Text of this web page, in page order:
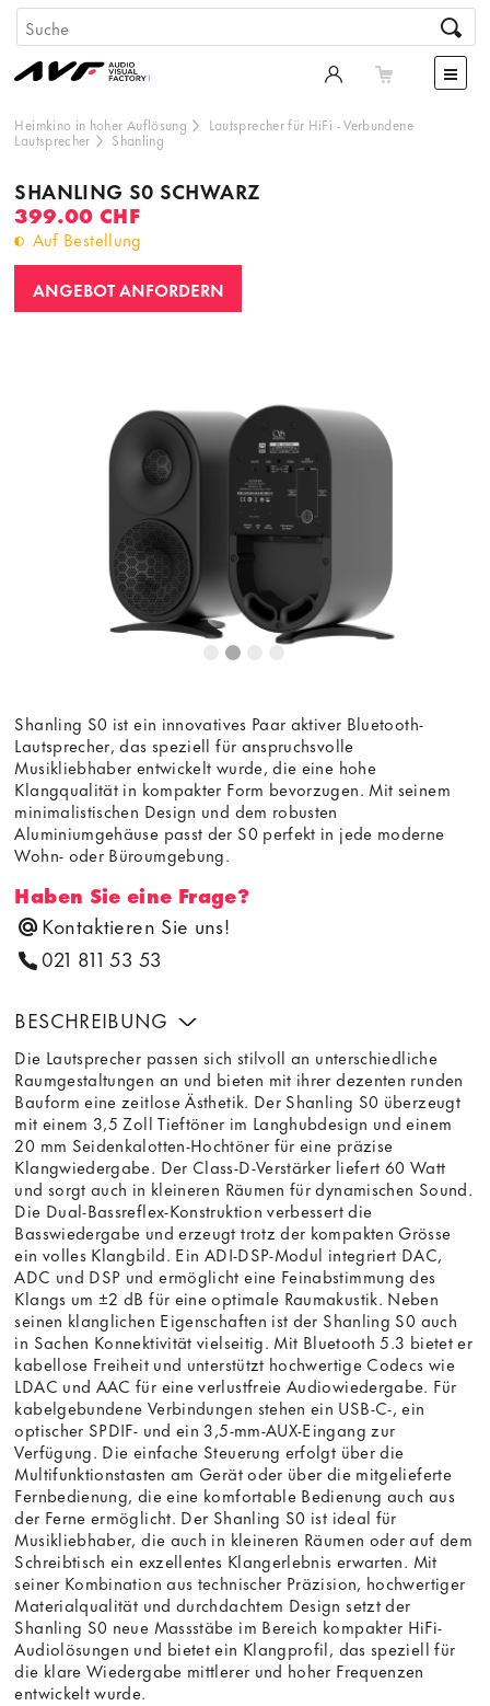
Heimkino in hoher Auflösung Lautsprecher für HiFi -Verbundene
Lautsprecher Shanling
SHANLING S0 SCHWARZ
399.00 CHF
Auf Bestellung
ANGEBOT ANFORDERN
Shanling S0 ist ein innovatives Paar aktiver Bluetooth-
Lautsprecher, das speziell für anspruchsvolle
Musikliebhaber entwickelt wurde, die eine hohe
Klangqualität in kompakter Form bevorzugen. Mit seinem
minimalistischen Design und dem robusten
Aluminiumgehäuse passt der S0 perfekt in jede moderne
Wohn- oder Büroumgebung.
Haben Sie eine Frage?
Kontaktieren Sie uns!
021 811 53 53
BESCHREIBUNG
Die Lautsprecher passen sich stilvoll an unterschiedliche
Raumgestaltungen an und bieten mit ihrer dezenten runden
Bauform eine zeitlose Ästhetik. Der Shanling S0 überzeugt
mit einem 3,5 Zoll Tieftöner im Langhubdesign und einem
20 mm Seidenkalotten-Hochtöner für eine präzise
Klangwiedergabe. Der Class-D-Verstärker liefert 60 Watt
und sorgt auch in kleineren Räumen für dynamischen Sound.
Die Dual-Bassreflex-Konstruktion verbessert die
Basswiedergabe und erzeugt trotz der kompakten Grösse
ein volles Klangbild. Ein ADI-DSP-Modul integriert DAC,
ADC und DSP und ermöglicht eine Feinabstimmung des
Klangs um ±2 dB für eine optimale Raumakustik. Neben
seinen klanglichen Eigenschaften ist der Shanling S0 auch
in Sachen Konnektivität vielseitig. Mit Bluetooth 5.3 bietet er
kabellose Freiheit und unterstützt hochwertige Codecs wie
LDAC und AAC für eine verlustfreie Audiowiedergabe. Für
kabelgebundene Verbindungen stehen ein USB-C-, ein
optischer SPDIF- und ein 3,5-mm-AUX-Eingang zur
Verfügung. Die einfache Steuerung erfolgt über die
Multifunktionstasten am Gerät oder über die mitgelieferte
Fernbedienung, die eine komfortable Bedienung auch aus
der Ferne ermöglicht. Der Shanling S0 ist ideal für
Musikliebhaber, die auch in kleineren Räumen oder auf dem
Schreibtisch ein exzellentes Klangerlebnis erwarten. Mit
seiner Kombination aus technischer Präzision, hochwertiger
Materialqualität und durchdachtem Design setzt der
Shanling S0 neue Massstäbe im Bereich kompakter HiFi-
Audiolösungen und bietet ein Klangprofil, das speziell für
die klare Wiedergabe mittlerer und hoher Frequenzen
entwickelt wurde.